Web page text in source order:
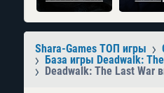
Shara-Games ТОП игры
База игры Deadwalk:
Deadwalk: The Last War